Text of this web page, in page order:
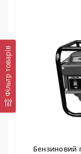
Фільтр товарів
Бензиновий